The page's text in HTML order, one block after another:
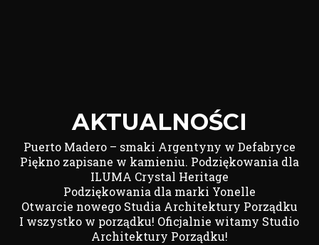
AKTUALNOŚCI
Puerto Madero – smaki Argentyny w Defabryce
Piękno zapisane w kamieniu. Podziękowania dla
ILUMA Crystal Heritage
Podziękowania dla marki Yonelle
Otwarcie nowego Studia Architektury Porządku
I wszystko w porządku! Oficjalnie witamy Studio
Architektury Porządku!